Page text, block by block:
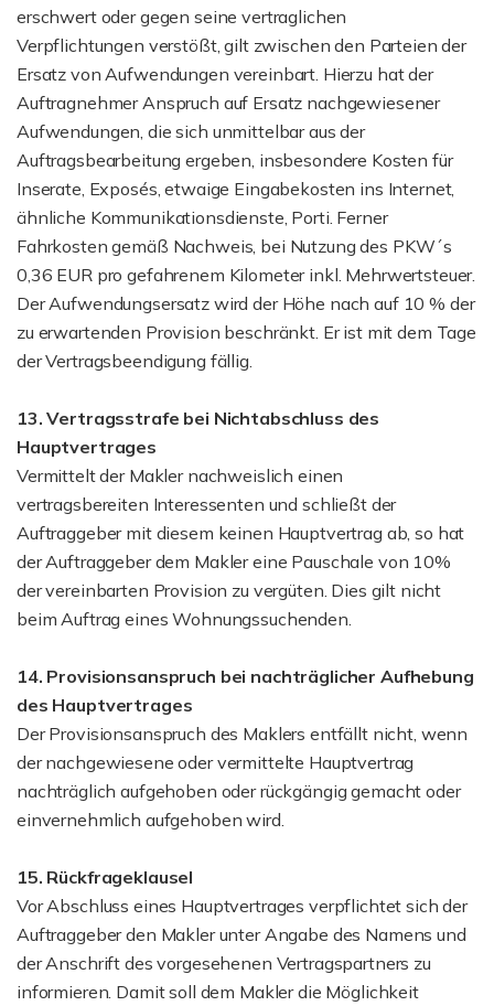
erschwert oder gegen seine vertraglichen
Verpflichtungen verstößt, gilt zwischen den Parteien der
Ersatz von Aufwendungen vereinbart. Hierzu hat der
Auftragnehmer Anspruch auf Ersatz nachgewiesener
Aufwendungen, die sich unmittelbar aus der
Auftragsbearbeitung ergeben, insbesondere Kosten für
Inserate, Exposés, etwaige Eingabekosten ins Internet,
ähnliche Kommunikationsdienste, Porti. Ferner
Fahrkosten gemäß Nachweis, bei Nutzung des PKW´s
0,36 EUR pro gefahrenem Kilometer inkl. Mehrwertsteuer.
Der Aufwendungsersatz wird der Höhe nach auf 10 % der
zu erwartenden Provision beschränkt. Er ist mit dem Tage
der Vertragsbeendigung fällig.
13. Vertragsstrafe bei Nichtabschluss des
Hauptvertrages
Vermittelt der Makler nachweislich einen
vertragsbereiten Interessenten und schließt der
Auftraggeber mit diesem keinen Hauptvertrag ab, so hat
der Auftraggeber dem Makler eine Pauschale von 10%
der vereinbarten Provision zu vergüten. Dies gilt nicht
beim Auftrag eines Wohnungssuchenden.
14. Provisionsanspruch bei nachträglicher Aufhebung
des Hauptvertrages
Der Provisionsanspruch des Maklers entfällt nicht, wenn
der nachgewiesene oder vermittelte Hauptvertrag
nachträglich aufgehoben oder rückgängig gemacht oder
einvernehmlich aufgehoben wird.
15. Rückfrageklausel
Vor Abschluss eines Hauptvertrages verpflichtet sich der
Auftraggeber den Makler unter Angabe des Namens und
der Anschrift des vorgesehenen Vertragspartners zu
informieren. Damit soll dem Makler die Möglichkeit